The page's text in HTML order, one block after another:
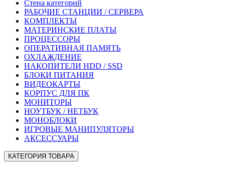
Стена категорий
РАБОЧИЕ СТАНЦИИ / СЕРВЕРА
КОМПЛЕКТЫ
МАТЕРИНСКИЕ ПЛАТЫ
ПРОЦЕССОРЫ
ОПЕРАТИВНАЯ ПАМЯТЬ
ОХЛАЖДЕНИЕ
НАКОПИТЕЛИ HDD / SSD
БЛОКИ ПИТАНИЯ
ВИДЕОКАРТЫ
КОРПУС ДЛЯ ПК
МОНИТОРЫ
НОУТБУК / НЕТБУК
МОНОБЛОКИ
ИГРОВЫЕ МАНИПУЛЯТОРЫ
АКСЕССУАРЫ
КАТЕГОРИЯ ТОВАРА